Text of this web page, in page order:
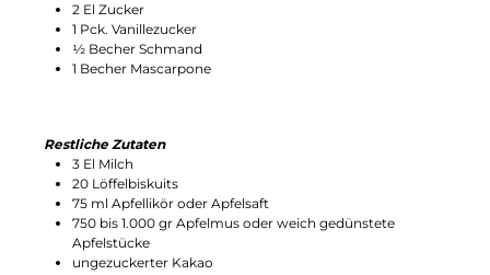
2 El Zucker
1 Pck. Vanillezucker
½ Becher Schmand
1 Becher Mascarpone
Restliche Zutaten
3 El Milch
20 Löffelbiskuits
75 ml Apfellikör oder Apfelsaft
750 bis 1.000 gr Apfelmus oder weich gedünstete
Apfelstücke
ungezuckerter Kakao